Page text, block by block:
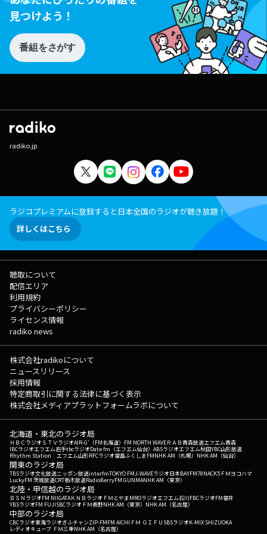
見つけよう！
番組をさがす
radiko.jp
ラジコプレミアムに登録すると日本全国のラジオが聴き放題！
詳しくはこちら
聴取について
配信エリア
利用規約
プライバシーポリシー
ライセンス情報
radiko news
株式会社radikoについて
ニュースリリース
採用情報
特定商取引に関する法律に基づく表示
株式会社メディアプラットフォームラボについて
北海道・東北のラジオ局
ＨＢＣラジオＳＴＶラジオAIR-G'（FM北海道） FM NORTH WAVEＲＡＢ青森放送エフエム青森
IBCラジオエフエム岩手tbcラジオDate fm（エフエム仙台） ABSラジオエフエム秋田YBC山形放送
Rhythm Station エフエム山形RFCラジオ福島ふくしまFMNHK AM（札幌） NHK AM（仙台）
関東のラジオ局
TBSラジオ文化放送ニッポン放送interfmTOKYO FMJ-WAVEラジオ日本BAYFM78NACK5 ＦＭヨコハマ
LuckyFM 茨城放送CRT栃木放送RadioBerryFM GUNMANHK AM（東京）
北陸・甲信越のラジオ局
ＢＳＮラジオFM NIIGATAＫＮＢラジオ ＦＭとやまMROラジオエフエム石川FBCラジオFM福井
YBSラジオFM FUJISBCラジオ ＦＭ長野NHK AM（東京） NHK AM（名古屋）
中部のラジオ局
CBCラジオ東海ラジオぎふチャンZIP-FMFM AICHI ＦＭ ＧＩＦＵ SBSラジオK-MIX SHIZUOKA
レディオキューブ ＦＭ三重NHK AM（名古屋）